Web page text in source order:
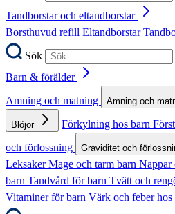
Tandborstar och eltandborstar
Borsthuvud refill Eltandborstar
Sök
Barn & förälder
Amning och matning
Amning och
Blöjor Förkylning hos barn
och förlossning
Graviditet och
LeksakerMage och tarm barn Nappar
barn Tandvård för barn Tvätt och
Vitaminer för barn Värk och feber hos